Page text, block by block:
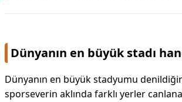
Dünyanın en büyük stadı
Dünyanın en büyük stadyumu
sporseverin aklında farklı yerler